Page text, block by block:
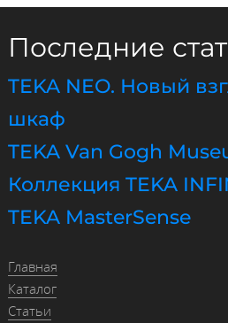
Последние
TEKA NEO. Новый
шкаф
TEKA Van Gogh
Коллекция TEKA
TEKA MasterSense
Главная
Каталог
Статьи